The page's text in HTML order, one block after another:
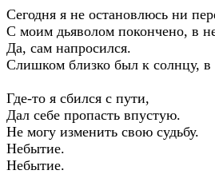
Сегодня я не остановлюсь ни
С моим дьяволом покончено, в
Да, сам напросился.
Слишком близко был к солнцу,
Где-то я сбился с пути,
Дал себе пропасть впустую.
Не могу изменить свою судьбу.
Небытие.
Небытие.